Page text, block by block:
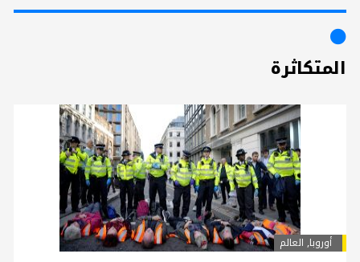
المتكاثرة
أوروبا, العالم